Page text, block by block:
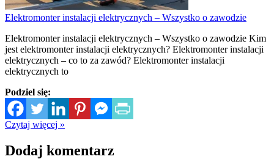
Elektromonter instalacji elektrycznych – Wszystko o zawodzie
Elektromonter instalacji elektrycznych – Wszystko o zawodzie Kim
jest elektromonter instalacji elektrycznych? Elektromonter instalacji
elektrycznych – co to za zawód? Elektromonter instalacji
elektrycznych to
Podziel się:
Czytaj więcej »
Dodaj komentarz